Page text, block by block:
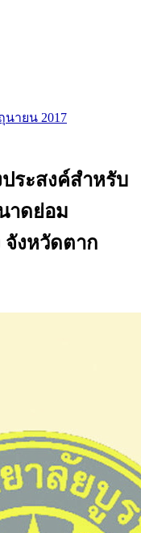
นายน 2017
ระสงค์สำหรับ
าดย่อม
จังหวัดตาก